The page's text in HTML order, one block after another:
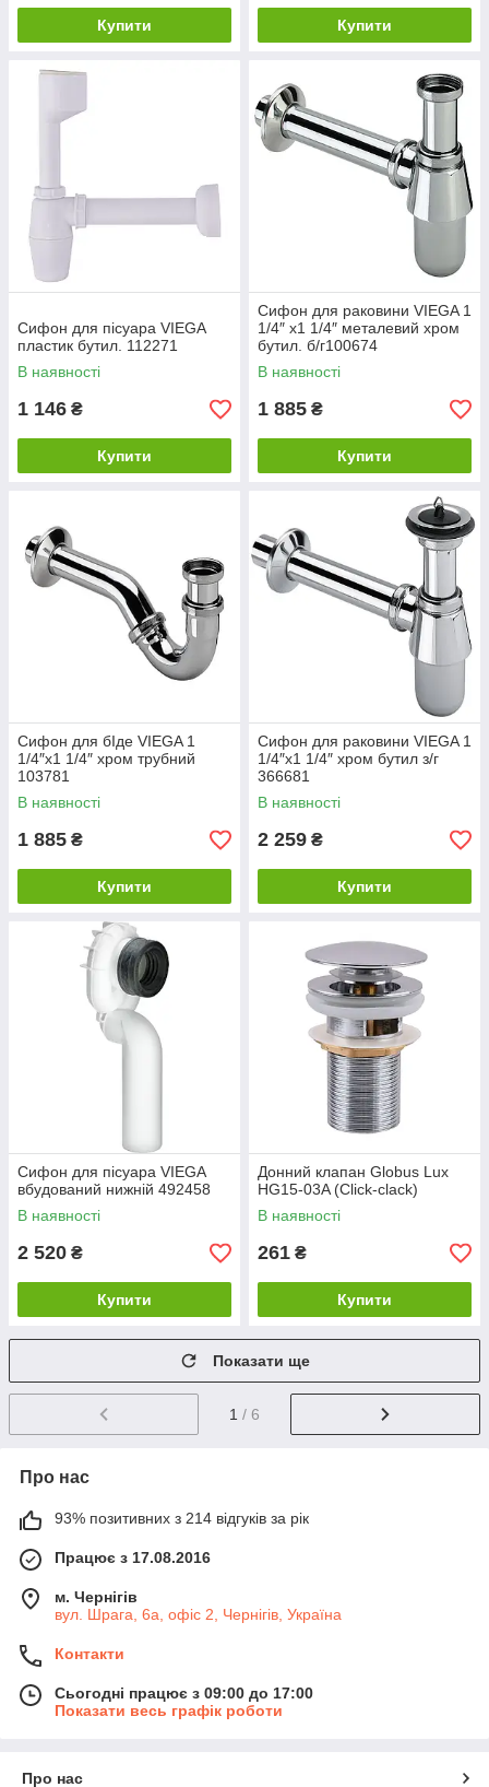
Купити Купити
Сифон для пісуара VIEGA
пластик бутил. 112271
В наявності
1 146 ₴
Купити
Сифон для раковини VIEGA 1
1/4″ х1 1/4″ металевий хром
бутил. б/г100674
В наявності
1 885 ₴
Купити
Сифон для бІде VIEGA 1
1/4″х1 1/4″ хром трубний
103781
В наявності
1 885 ₴
Купити
Сифон для раковини VIEGA 1
1/4″х1 1/4″ хром бутил з/г
366681
В наявності
2 259 ₴
Купити
Сифон для пісуара VIEGA
вбудований нижній 492458
В наявності
2 520 ₴
Купити
Донний клапан Globus Lux
HG15-03A (Click-clack)
В наявності
261 ₴
Купити
Показати ще
1 / 6
Про нас
93% позитивних з 214 відгуків за рік
Працює з 17.08.2016
м. Чернігів
вул. Шрага, 6а, офіс 2, Чернігів, Україна
Контакти
Сьогодні працює з 09:00 до 17:00
Показати весь графік роботи
Про нас